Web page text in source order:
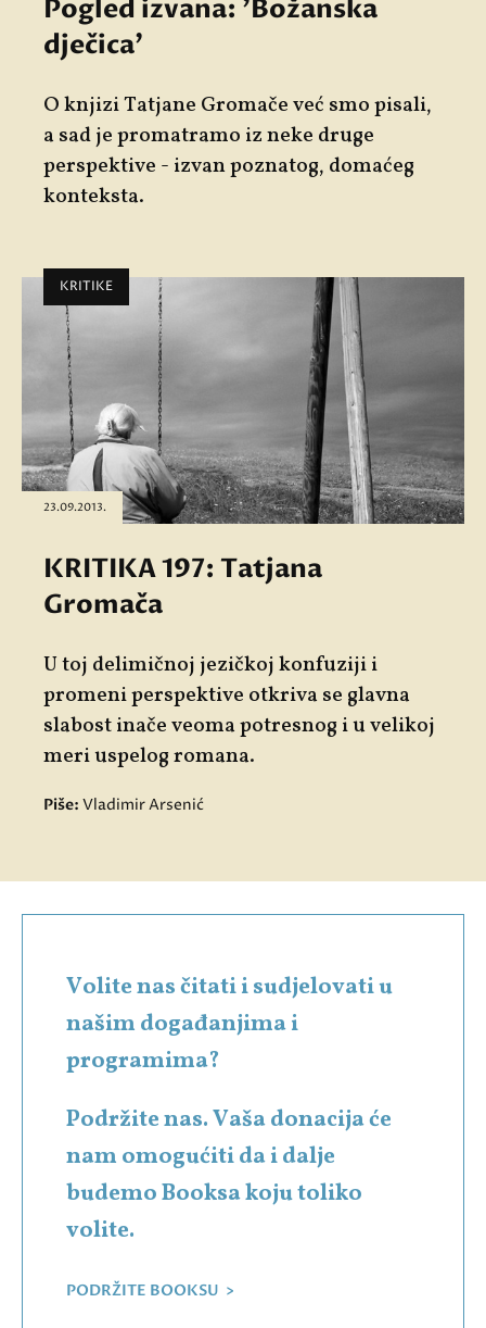
Pogled izvana: 'Božanska
dječica'
O knjizi Tatjane Gromače već smo pisali,
a sad je promatramo iz neke druge
perspektive - izvan poznatog, domaćeg
konteksta.
KRITIKE
23.09.2013.
KRITIKA 197: Tatjana
Gromača
U toj delimičnoj jezičkoj konfuziji i
promeni perspektive otkriva se glavna
slabost inače veoma potresnog i u velikoj
meri uspelog romana.
Piše: Vladimir Arsenić
Volite nas čitati i sudjelovati u
našim događanjima i
programima?
Podržite nas. Vaša donacija će
nam omogućiti da i dalje
budemo Booksa koju toliko
volite.
PODRŽITE BOOKSU >